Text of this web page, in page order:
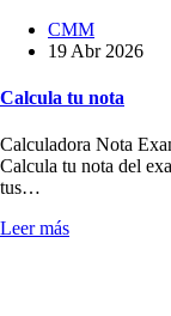
CMM
19 Abr 2026
Calcula tu nota
Calculadora Nota
Calcula tu nota del
tus…
Leer más